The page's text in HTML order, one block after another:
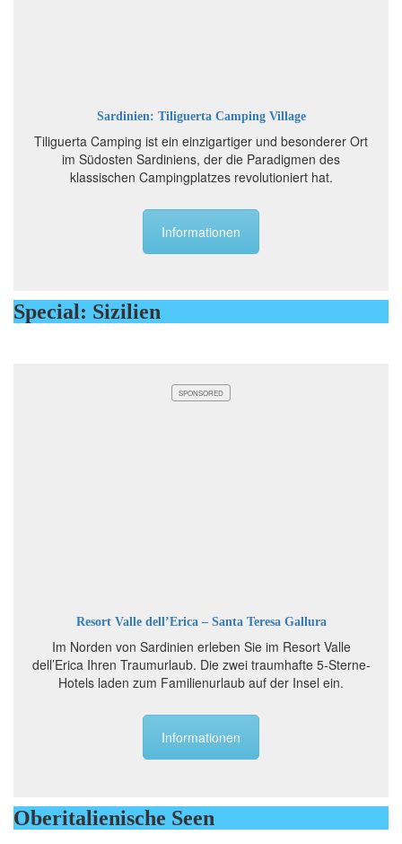
Sardinien: Tiliguerta Camping Village
Tiliguerta Camping ist ein einzigartiger und besonderer Ort
im Südosten Sardiniens, der die Paradigmen des
klassischen Campingplatzes revolutioniert hat.
Informationen
Special: Sizilien
SPONSORED
Resort Valle dell’Erica – Santa Teresa Gallura
Im Norden von Sardinien erleben Sie im Resort Valle
dell’Erica Ihren Traumurlaub. Die zwei traumhafte 5-Sterne-
Hotels laden zum Familienurlaub auf der Insel ein.
Informationen
Oberitalienische Seen